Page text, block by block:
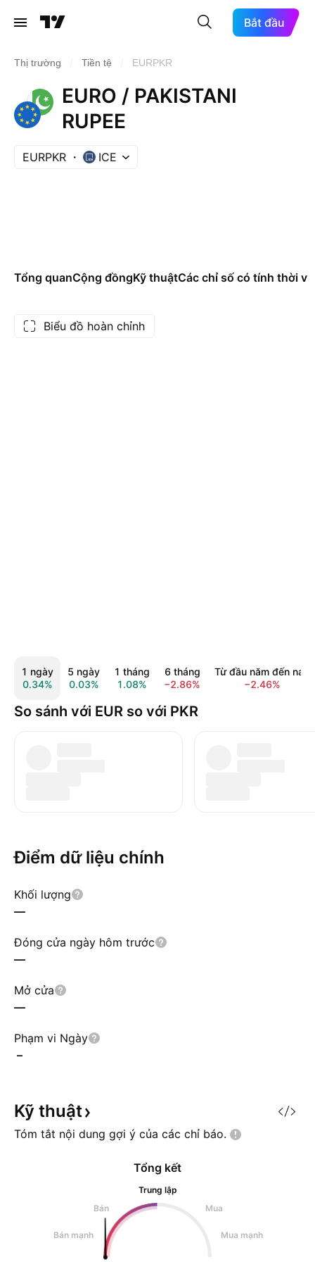
Bắt đầu
Thị trường Tiền tệ EURPKR
EURO / PAKISTANI
RUPEE
EURPKR ICE
Tổng quanCộng đồngKỹ thuậtCác chỉ số có tính thời vụ
Biểu đồ hoàn chỉnh
1 ngày
0.34%
5 ngày
0.03%
1 tháng
1.08%
6 tháng
−2.86%
Từ đầu năm đến nay
−2.46%
So sánh với EUR so với PKR
Điểm dữ liệu chính
Khối lượng
—
Đóng cửa ngày hôm trước
—
Mở cửa
—
Phạm vi Ngày
–
Kỹ thuật
Tóm tắt nội dung gợi ý của các chỉ báo.
Tổng kết
Trung lập
Bán
Mua
Bán mạnh Mua mạnh